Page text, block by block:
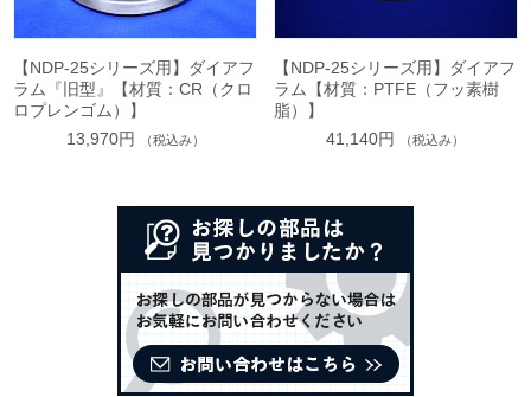
【NDP-25シリーズ用】ダイアフ
ラム『旧型』【材質：CR（クロ
ロプレンゴム）】
13,970円
（税込み）
【NDP-25シリーズ用】ダイアフ
ラム【材質：PTFE（フッ素樹
脂）】
41,140円
（税込み）